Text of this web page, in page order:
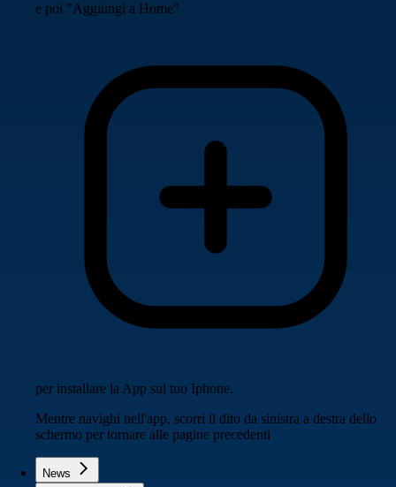
e poi "Aggiungi a Home"
per installare la App sul tuo Iphone.
Mentre navighi nell'app, scorri il dito da sinistra a destra dello
schermo per tornare alle pagine precedenti
News